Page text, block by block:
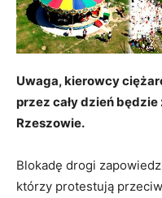
Uwaga, kierowcy
przez cały dzień
Rzeszowie.
Blokadę drogi
którzy protestują